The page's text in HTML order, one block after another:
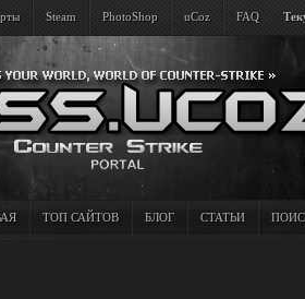
Steam PhotoShop uCoz FAQ
ТОП САЙТОВ БЛОГ СТАТЬИ